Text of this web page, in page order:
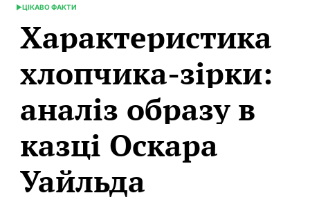
POSTED
ЦІКАВО ФАКТИ
Характеристика
хлопчика-зірки:
аналіз образу в
казці Оскара
Уайльда